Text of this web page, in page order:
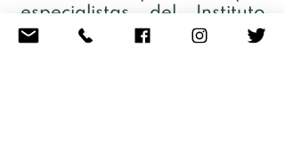
especialistas del Instituto
Jane Goodall España que